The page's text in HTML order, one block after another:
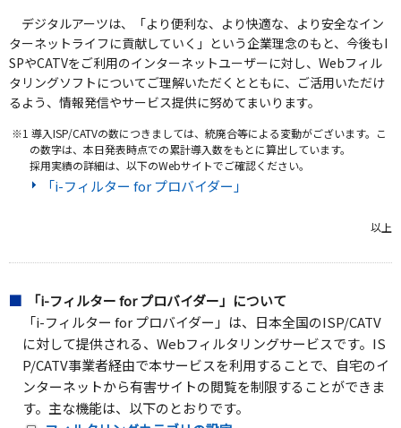
デジタルアーツは、「より便利な、より快適な、より安全なイン
ターネットライフに貢献していく」という企業理念のもと、今後もI
SPやCATVをご利用のインターネットユーザーに対し、Webフィル
タリングソフトについてご理解いただくとともに、ご活用いただけ
るよう、情報発信やサービス提供に努めてまいります。
※1 導入ISP/CATVの数につきましては、統廃合等による変動がございます。こ
の数字は、本日発表時点での累計導入数をもとに算出しています。
採用実績の詳細は、以下のWebサイトでご確認ください。
「i-フィルター for プロバイダー」
以上
「i-フィルター for プロバイダー」について
「i-フィルター for プロバイダー」は、日本全国のISP/CATV
に対して提供される、Webフィルタリングサービスです。IS
P/CATV事業者経由で本サービスを利用することで、自宅のイ
ンターネットから有害サイトの閲覧を制限することができま
す。主な機能は、以下のとおりです。